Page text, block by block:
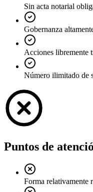
Sin acta notarial
Gobernanza
Acciones libremente
Número ilimitado de
Puntos de
Forma relativamente